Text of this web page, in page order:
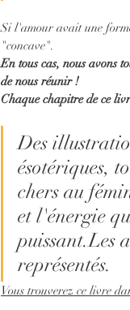
Si l'amour avait une
"concave".
En tous cas, nous avons
de nous réunir !
Chaque chapitre de ce
Des
ésotériques,
chers au
et l'énergie
puissant.Les
représentés.
Vous trouverez ce livre